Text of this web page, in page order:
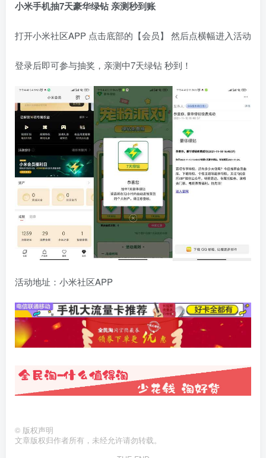
小米手机抽7天豪华绿钻 亲测秒到账
打开小米社区APP 点击底部的【会员】 然后点横幅进入活动
登录后即可参与抽奖，亲测中7天绿钻 秒到！
活动地址：小米社区APP
© 版权声明
文章版权归作者所有，未经允许请勿转载。